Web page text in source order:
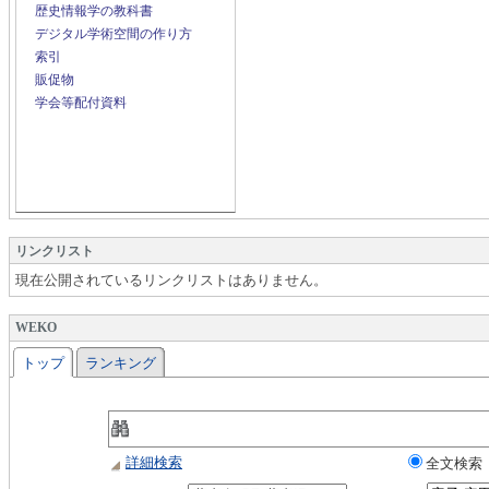
歴史情報学の教科書
デジタル学術空間の作り方
索引
販促物
学会等配付資料
リンクリスト
現在公開されているリンクリストはありません。
WEKO
トップ ランキング
詳細検索 全文検索